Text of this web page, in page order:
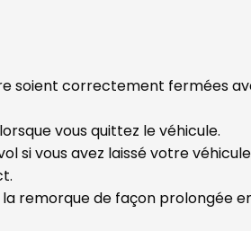
soient correctement fermées
vous quittez le véhicule.
si vous avez laissé votre véhicule
remorque de façon prolongée